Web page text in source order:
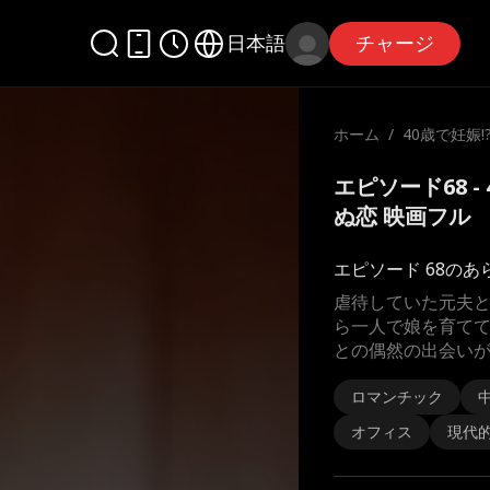
日本語 チャージ
ホーム / 40歳で妊娠
エピソード68 -
ぬ恋 映画フル
エピソード 68のあ
虐待していた元夫
ら一人で娘を育て
との偶然の出会い
ロマンチック
オフィス
現代